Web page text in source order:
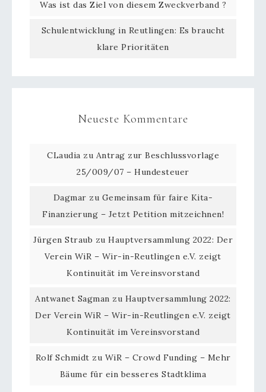
Was ist das Ziel von diesem Zweckverband ?
Schulentwicklung in Reutlingen: Es braucht
klare Prioritäten
Neueste Kommentare
CLaudia zu Antrag zur Beschlussvorlage
25/009/07 – Hundesteuer
Dagmar zu Gemeinsam für faire Kita-
Finanzierung – Jetzt Petition mitzeichnen!
Jürgen Straub zuHauptversammlung 2022: Der
Verein WiR – Wir-in-Reutlingen e.V. zeigt
Kontinuität im Vereinsvorstand
Antwanet Sagman zu Hauptversammlung 2022:
Der Verein WiR – Wir-in-Reutlingen e.V. zeigt
Kontinuität im Vereinsvorstand
Rolf Schmidt zu WiR – Crowd Funding – Mehr
Bäume für ein besseres Stadtklima